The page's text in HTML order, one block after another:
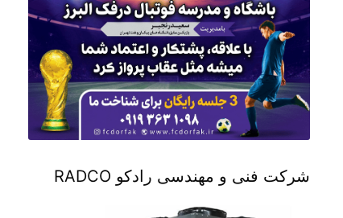
شرکت فنی و مهندسی رادکو RADCO